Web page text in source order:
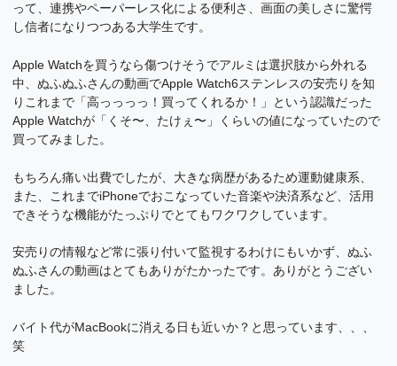
って、連携やペーパーレス化による便利さ、画面の美しさに驚愕
し信者になりつつある大学生です。
Apple Watchを買うなら傷つけそうでアルミは選択肢から外れる
中、ぬふぬふさんの動画でApple Watch6ステンレスの安売りを知
りこれまで「高っっっっ！買ってくれるか！」という認識だった
Apple Watchが「くそ〜、たけぇ〜」くらいの値になっていたので
買ってみました。
もちろん痛い出費でしたが、大きな病歴があるため運動健康系、
また、これまでiPhoneでおこなっていた音楽や決済系など、活用
できそうな機能がたっぷりでとてもワクワクしています。
安売りの情報など常に張り付いて監視するわけにもいかず、ぬふ
ぬふさんの動画はとてもありがたかったです。ありがとうござい
ました。
バイト代がMacBookに消える日も近いか？と思っています、、、
笑